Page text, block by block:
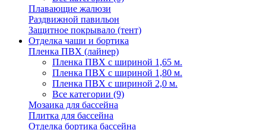
Плавающие жалюзи
Раздвижной павильон
Защитное покрывало (тент)
Отделка чаши и бортика
Пленка ПВХ (лайнер)
Пленка ПВХ с шириной 1,65 м.
Пленка ПВХ с шириной 1,80 м.
Пленка ПВХ с шириной 2,0 м.
Все категории (9)
Мозаика для бассейна
Плитка для бассейна
Отделка бортика бассейна